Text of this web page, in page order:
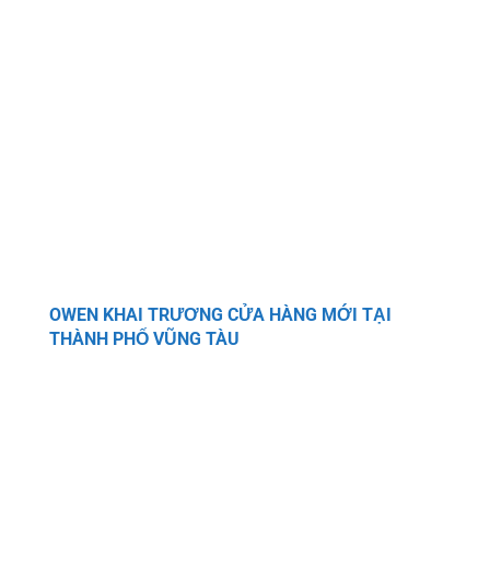
OWEN KHAI TRƯƠNG CỬA HÀNG MỚI TẠI
THÀNH PHỐ VŨNG TÀU